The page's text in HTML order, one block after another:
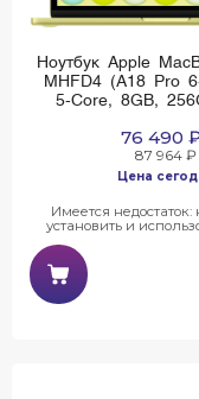
Ноутбук Apple
MHFD4 (A18 Pro
5-Core, 8GB,
76 490
87 964 ₽
Цена
Имеется
установить и